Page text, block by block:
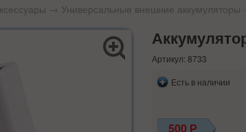
→ Универсальные внешние аккумуляторы
Артикул: 8733
Есть в наличии
500 Р